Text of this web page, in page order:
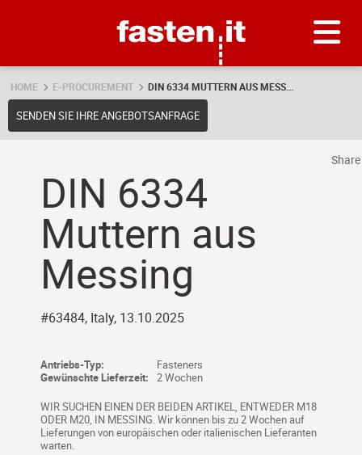
HOME E-PROCUREMENT DIN 6334 MUTTERN AUS MESS...
SENDEN SIE IHRE ANGEBOTSANFRAGE
DIN 6334
Muttern aus
Messing
#63484, Italy, 13.10.2025
Antriebs-Typ:
Fasteners
Gewünschte Lieferzeit:
2 Wochen
WIR SUCHEN EINEN DER BEIDEN ARTIKEL, ENTWEDER M18
ODER M20, IN MESSING. Wir können bis zu 2 Wochen auf
Lieferungen von europäischen oder italienischen Lieferanten
warten.
Share